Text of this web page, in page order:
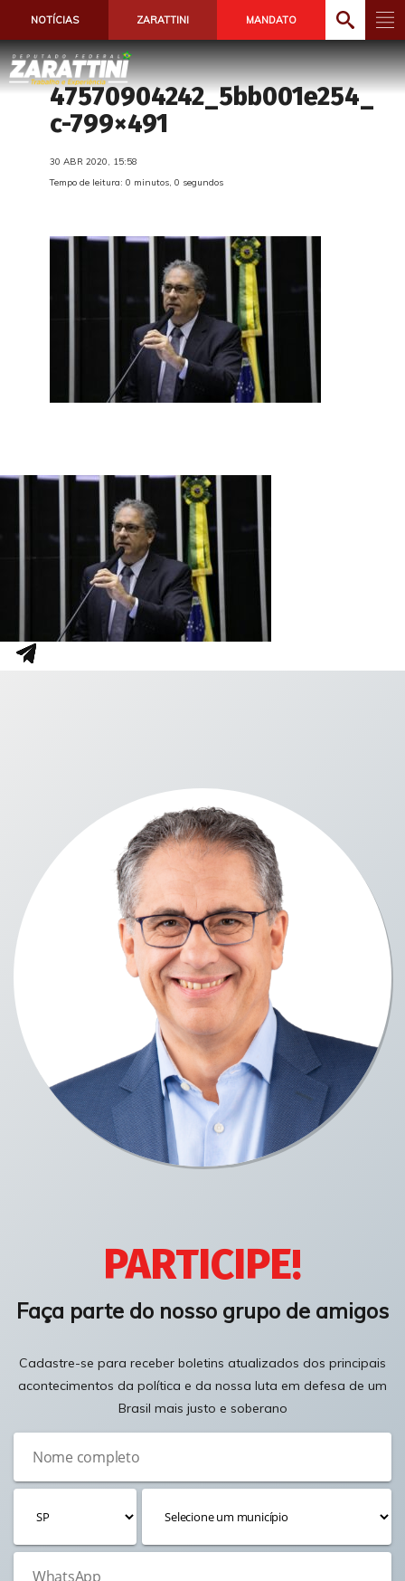
NOTÍCIAS ZARATTINI MANDATO
47570904242_5bb001e254_
c-799×491
30 ABR 2020, 15:58
Tempo de leitura: 0 minutos, 0 segundos
PARTICIPE!
Faça parte do nosso grupo de amigos
Cadastre-se para receber boletins atualizados dos principais
acontecimentos da política e da nossa luta em defesa de um
Brasil mais justo e soberano